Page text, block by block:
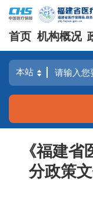
首页 机构概况
《福建
分政策